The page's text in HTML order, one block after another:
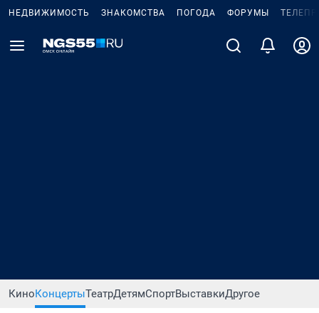
НЕДВИЖИМОСТЬ ЗНАКОМСТВА ПОГОДА ФОРУМЫ
КиноКонцертыТеатрДетямСпортВыставкиДругое